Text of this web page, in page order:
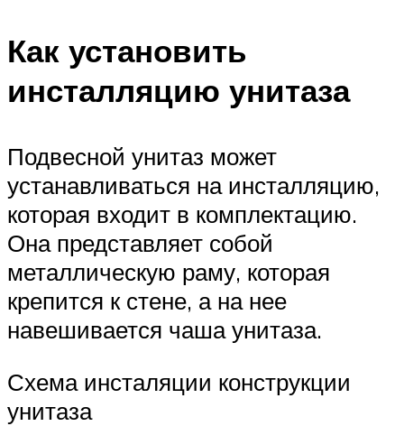
Как установить
инсталляцию унитаза
Подвесной унитаз может
устанавливаться на инсталляцию,
которая входит в комплектацию.
Она представляет собой
металлическую раму, которая
крепится к стене, а на нее
навешивается чаша унитаза.
Схема инсталяции конструкции
унитаза